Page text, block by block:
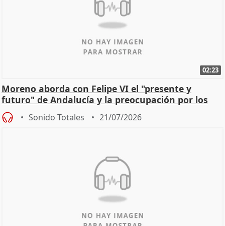
02:23
Moreno aborda con Felipe VI el "presente y
futuro" de Andalucía y la preocupación por los
incendios
Sonido Totales 21/07/2026